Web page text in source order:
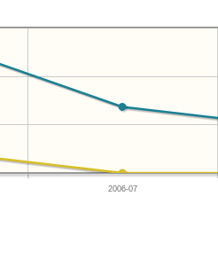
2006-07